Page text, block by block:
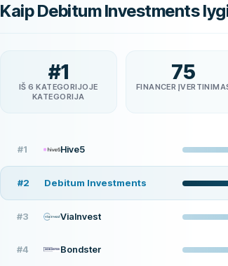
Kaip Debitum Investments
#1
IŠ 6 KATEGORIJOJE
KATEGORIJA
75
FINANCER
#1 Hive5
#2 Debitum Investments
#3 ViaInvest
#4 Bondster